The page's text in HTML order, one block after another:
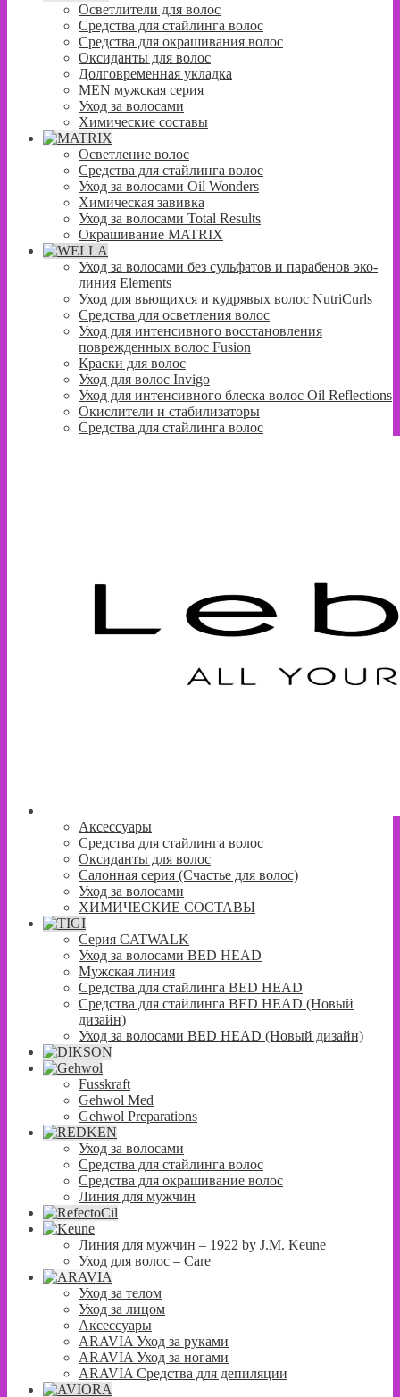
Осветлители для волос
Средства для стайлинга волос
Средства для окрашивания волос
Оксиданты для волос
Долговременная укладка
MEN мужская серия
Уход за волосами
Химические составы
Осветление волос
Средства для стайлинга волос
Уход за волосами Oil Wonders
Химическая завивка
Уход за волосами Total Results
Окрашивание MATRIX
Уход за волосами без сульфатов и парабенов эко-
линия Elements
Уход для вьющихся и кудрявых волос NutriCurls
Средства для осветления волос
Уход для интенсивного восстановления
поврежденных волос Fusion
Краски для волос
Уход для волос Invigo
Уход для интенсивного блеска волос Oil Reflections
Окислители и стабилизаторы
Средства для стайлинга волос
Аксессуары
Средства для стайлинга волос
Оксиданты для волос
Салонная серия (Счастье для волос)
Уход за волосами
ХИМИЧЕСКИЕ СОСТАВЫ
Серия CATWALK
Уход за волосами BED HEAD
Мужская линия
Средства для стайлинга BED HEAD
Средства для стайлинга BED HEAD (Новый
дизайн)
Уход за волосами BED HEAD (Новый дизайн)
Fusskraft
Gehwol Med
Gehwol Preparations
Уход за волосами
Средства для стайлинга волос
Средства для окрашивание волос
Линия для мужчин
Линия для мужчин – 1922 by J.M. Keune
Уход для волос – Сare
Уход за телом
Уход за лицом
Аксессуары
ARAVIA Уход за руками
ARAVIA Уход за ногами
ARAVIA Средства для депиляции